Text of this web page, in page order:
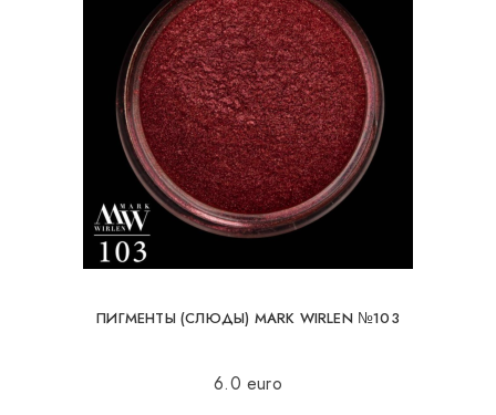
ПИГМЕНТЫ (СЛЮДЫ) MARK WIRLEN №103
6.0 euro